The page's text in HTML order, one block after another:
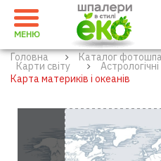
МЕНЮ
Головна Каталог
Карти світу
Карта материків і океанів